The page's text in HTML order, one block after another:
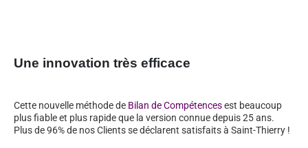
Une innovation très efficace
Cette nouvelle méthode de Bilan de Compétencesest beaucoup
plus fiable et plus rapide que la version connue depuis 25 ans.
Plus de 96% de nos Clients se déclarent satisfaits à Saint-Thierry !